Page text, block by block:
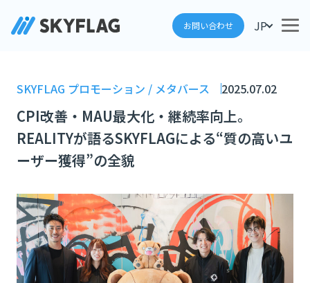
お問い合わせ JP
SKYFLAG プロモーション / メタバース 2025.07.02
CPI改善・MAU最大化・継続率向上。
REALITYが語るSKYFLAGによる“質の高いユ
ーザー獲得”の全貌